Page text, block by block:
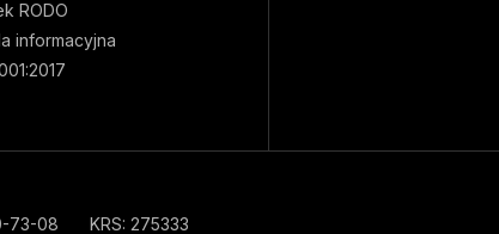
RODO
informacyjna
73-08 KRS: 275333